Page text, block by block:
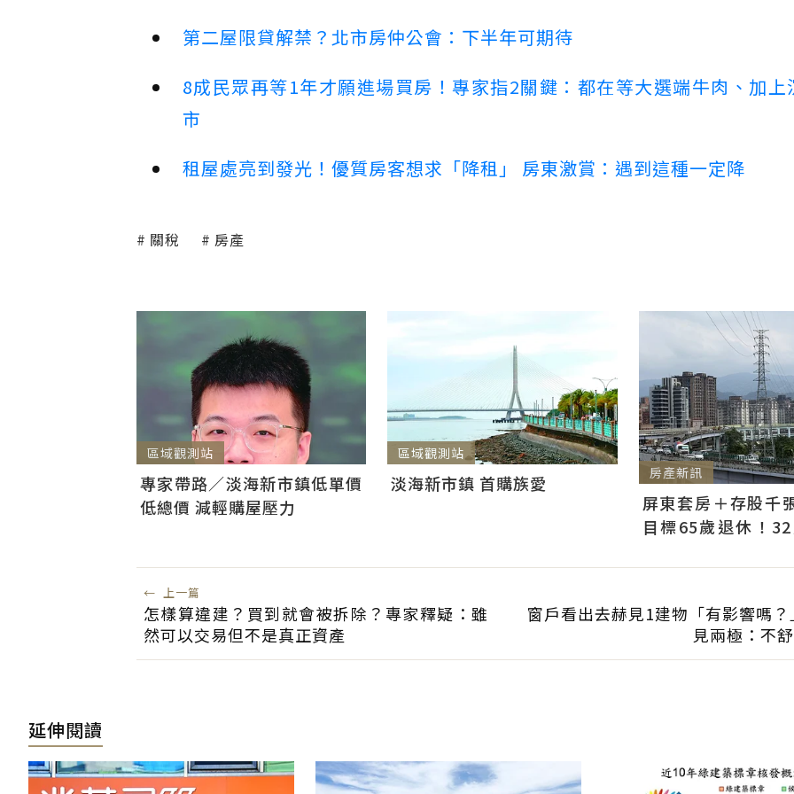
第二屋限貸解禁？北市房仲公會：下半年可期待
8成民眾再等1年才願進場買房！專家指2關鍵：都在等大選端牛肉、加上
市
租屋處亮到發光！優質房客想求「降租」 房東激賞：遇到這種一定降
關稅 房產
區域觀測站
專家帶路／淡海新市鎮低單價
低總價 減輕購屋壓力
區域觀測站
淡海新市鎮 首購族愛 房產新訊
屏東套房＋存股千
目標65歲退休！
← 上一篇
怎樣算違建？買到就會被拆除？專家釋疑：雖
然可以交易但不是真正資產
窗戶看出去赫見1建物「有影響嗎
見兩極：不
延伸閱讀